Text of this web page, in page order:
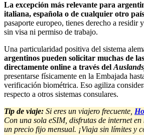
La excepción más relevante para
italiana, española o de cualquier otro
pasaporte europeo, tienes derecho a residir
sin visa ni permiso de trabajo.
Una particularidad positiva del sistema
argentinos pueden solicitar muchas de
directamente online a través del
presentarse físicamente en la Embajada
verificación biométrica. Eso agiliza
respecto a otros sistemas consulares.
Tip de viaje: Si eres un viajero frecuente,
Con una sola eSIM, disfrutas de internet
un precio fijo mensual. ¡Viaja sin límites y